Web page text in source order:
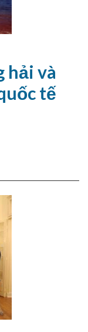
hải và
tế